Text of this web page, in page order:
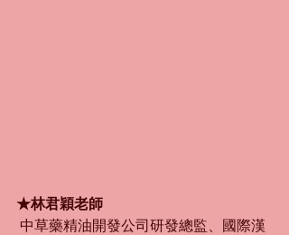
★林君穎老師